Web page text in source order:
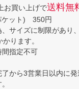
お買い上げで送料無
ケット) 350円
サイズに制限があり
ります。
指定不可
から3営業日以内に発